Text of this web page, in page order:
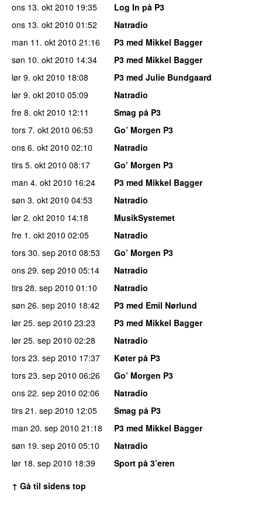
ons 13. okt 2010 19:35
Log In på P3
ons 13. okt 2010 01:52
Natradio
man 11. okt 2010 21:16
P3 med Mikkel Bagger
søn 10. okt 2010 14:34
P3 med Mikkel Bagger
lør 9. okt 2010 18:08
P3 med Julie Bundgaard
lør 9. okt 2010 05:09
Natradio
fre 8. okt 2010 12:11
Smag på P3
tors 7. okt 2010 06:53
Go’ Morgen P3
ons 6. okt 2010 02:10
Natradio
tirs 5. okt 2010 08:17
Go’ Morgen P3
man 4. okt 2010 16:24
P3 med Mikkel Bagger
søn 3. okt 2010 04:53
Natradio
lør 2. okt 2010 14:18
MusikSystemet
fre 1. okt 2010 02:05
Natradio
tors 30. sep 2010 08:53
Go’ Morgen P3
ons 29. sep 2010 05:14
Natradio
tirs 28. sep 2010 01:10
Natradio
søn 26. sep 2010 18:42
P3 med Emil Nørlund
lør 25. sep 2010 23:23
P3 med Mikkel Bagger
lør 25. sep 2010 02:28
Natradio
tors 23. sep 2010 17:37
Køter på P3
tors 23. sep 2010 06:26
Go’ Morgen P3
ons 22. sep 2010 02:06
Natradio
tirs 21. sep 2010 12:05
Smag på P3
man 20. sep 2010 21:18
P3 med Mikkel Bagger
søn 19. sep 2010 05:10
Natradio
lør 18. sep 2010 18:39
Sport på 3’eren
↑ Gå til sidens top